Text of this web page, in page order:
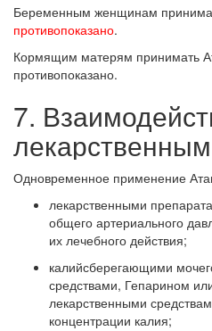
Беременным женщинам
противопоказано.
Кормящим матерям принимать
противопоказано.
7.
Одновременное применение
лекарственными
общего артериального
их лечебного действия;
калийсберегающими
средствами, Гепарином
лекарственными
концентрации калия;